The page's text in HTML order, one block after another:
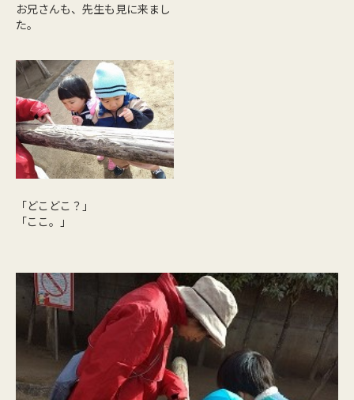
お兄さんも、先生も見に来まし
た。
「どこどこ？」
「ここ。」